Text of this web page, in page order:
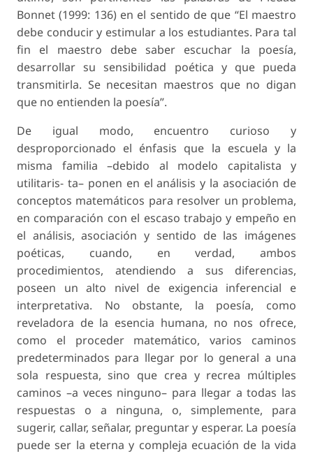
Bonnet (1999: 136) en el sentido de que “El maestro
debe conducir y estimular a los estudiantes. Para tal
fin el maestro debe saber escuchar la poesía,
desarrollar su sensibilidad poética y que pueda
transmitirla. Se necesitan maestros que no digan
que no entienden la poesía”.
De igual modo, encuentro curioso y
desproporcionado el énfasis que la escuela y la
misma familia –debido al modelo capitalista y
utilitaris- ta– ponen en el análisis y la asociación de
conceptos matemáticos para resolver un problema,
en comparación con el escaso trabajo y empeño en
el análisis, asociación y sentido de las imágenes
poéticas, cuando, en verdad, ambos
procedimientos, atendiendo a sus diferencias,
poseen un alto nivel de exigencia inferencial e
interpretativa. No obstante, la poesía, como
reveladora de la esencia humana, no nos ofrece,
como el proceder matemático, varios caminos
predeterminados para llegar por lo general a una
sola respuesta, sino que crea y recrea múltiples
caminos –a veces ninguno– para llegar a todas las
respuestas o a ninguna, o, simplemente, para
sugerir, callar, señalar, preguntar y esperar. La poesía
puede ser la eterna y compleja ecuación de la vida